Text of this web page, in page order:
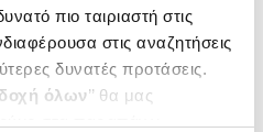
πιο ταιριαστή στις
στις αναζητήσεις
δυνατές προτάσεις.
όλων’’ θα μας